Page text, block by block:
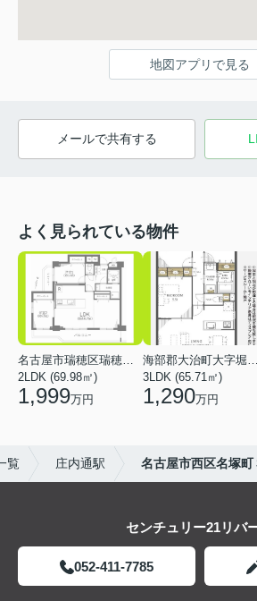
地図アプリで見る
メールで共有する
よく見られている物件
名古屋市瑞穂区瑞穂通５丁目
2LDK (69.98㎡)
1,999万円
海部郡大治町大字堀之内字北二反畑
3LDK (65.71㎡)
1,290万円
覧 庄内通駅 名古屋市西区名塚
センチュリー21リバ
052-411-7785